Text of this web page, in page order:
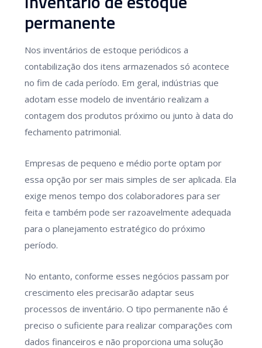
permanente
Nos inventários de estoque periódicos a
contabilização dos itens armazenados só acontece
no fim de cada período. Em geral, indústrias que
adotam esse modelo de inventário realizam a
contagem dos produtos próximo ou junto à data do
fechamento patrimonial.
Empresas de pequeno e médio porte optam por
essa opção por ser mais simples de ser aplicada. Ela
exige menos tempo dos colaboradores para ser
feita e também pode ser razoavelmente adequada
para o planejamento estratégico do próximo
período.
No entanto, conforme esses negócios passam por
crescimento eles precisarão adaptar seus
processos de inventário. O tipo permanente não é
preciso o suficiente para realizar comparações com
dados financeiros e não proporciona uma solução